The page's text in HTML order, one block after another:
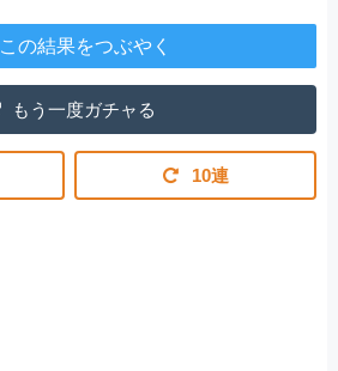
この結果をつぶやく
もう一度ガチャる
10連